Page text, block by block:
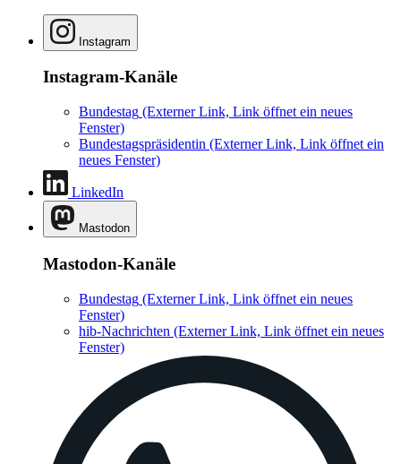
Instagram
Instagram-Kanäle
Bundestag (Externer Link, Link öffnet ein neues
Fenster)
Bundestagspräsidentin (Externer Link, Link öffnet ein
neues Fenster)
LinkedIn
Mastodon
Mastodon-Kanäle
Bundestag (Externer Link, Link öffnet ein neues
Fenster)
hib-Nachrichten (Externer Link, Link öffnet ein neues
Fenster)